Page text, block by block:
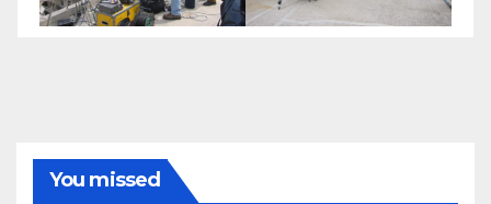
You missed